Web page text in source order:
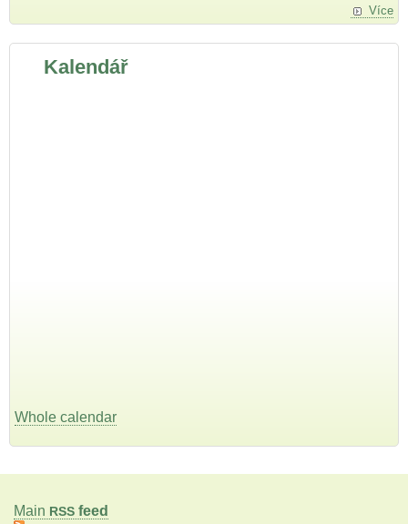
Více
Kalendář
Whole calendar
Main RSS feed